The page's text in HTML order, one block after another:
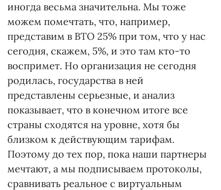
иногда весьма значительна. Мы тоже
можем помечтать, что, например,
представим в ВТО 25% при том, что у нас
сегодня, скажем, 5%, и это там кто-то
воспримет. Но организация не сегодня
родилась, государства в ней
представлены серьезные, и анализ
показывает, что в конечном итоге все
страны сходятся на уровне, хотя бы
близком к действующим тарифам.
Поэтому до тех пор, пока наши партнеры
мечтают, а мы подписываем протоколы,
сравнивать реальное с виртуальным